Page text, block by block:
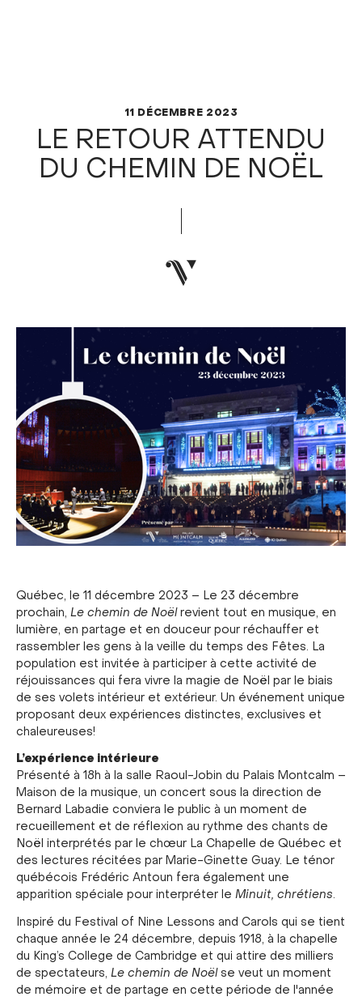
11 DÉCEMBRE 2023
LE RETOUR ATTENDU
DU CHEMIN DE NOËL
Québec, le 11 décembre 2023 – Le 23 décembre
prochain, Le chemin de Noëlrevient tout en musique, en
lumière, en partage et en douceur pour réchauffer et
rassembler les gens à la veille du temps des Fêtes. La
population est invitée à participer à cette activité de
réjouissances qui fera vivre la magie de Noël par le biais
de ses volets intérieur et extérieur. Un événement unique
proposant deux expériences distinctes, exclusives et
chaleureuses!
L’expérience intérieure
Présenté à 18h à la salle Raoul-Jobin du Palais Montcalm –
Maison de la musique, un concert sous la direction de
Bernard Labadie conviera le public à un moment de
recueillement et de réflexion au rythme des chants de
Noël interprétés par le chœur La Chapelle de Québec et
des lectures récitées par Marie-Ginette Guay. Le ténor
québécois Frédéric Antoun fera également une
apparition spéciale pour interpréter le Minuit, chrétiens.
Inspiré du Festival of Nine Lessons and Carols qui se tient
chaque année le 24 décembre, depuis 1918, à la chapelle
du King’s College de Cambridge et qui attire des milliers
de spectateurs, Le chemin de Noëlse veut un moment
de mémoire et de partage en cette période de l'année